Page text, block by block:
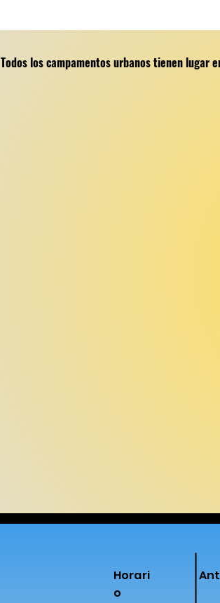
Todos los campamentos urbanos tienen lugar
Horari
o